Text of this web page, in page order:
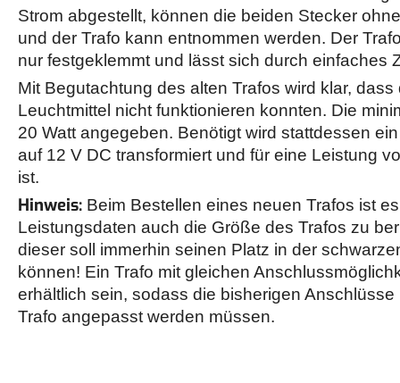
Strom abgestellt, können die beiden Stecker
und der Trafo kann entnommen werden. Der
nur festgeklemmt und lässt sich durch einfaches
Mit Begutachtung des alten Trafos wird klar, dass
Leuchtmittel nicht funktionieren konnten. Die
20 Watt angegeben. Benötigt wird stattdessen
auf 12 V DC transformiert und für eine Leistung
ist.
Hinweis: Beim Bestellen eines neuen Trafos ist
Leistungsdaten auch die Größe des Trafos zu
dieser soll immerhin seinen Platz in der
können! Ein Trafo mit gleichen
erhältlich sein, sodass die bisherigen
Trafo angepasst werden müssen.